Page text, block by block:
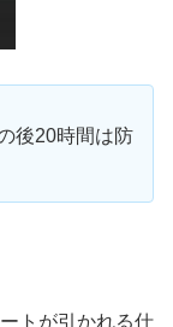
後20時間は防
トが引かれる仕